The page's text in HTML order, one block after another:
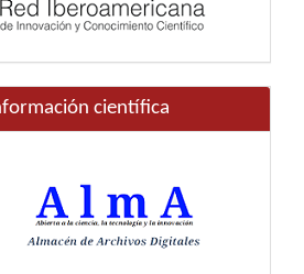
científica